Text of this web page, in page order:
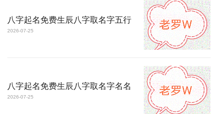
八字起名免费生辰八字取名字五行
2026-07-25
八字起名免费生辰八字取名字名名
2026-07-25